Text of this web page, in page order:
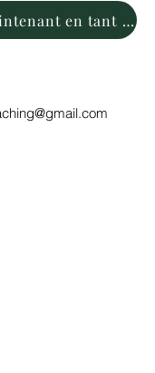
Postulez dès maintenant en tant qu'ATA